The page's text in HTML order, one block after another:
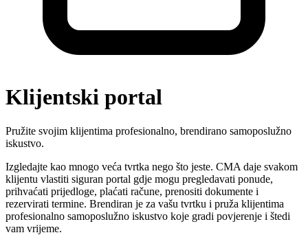
Klijentski portal
Pružite svojim klijentima profesionalno, brendirano samoposlužno
iskustvo.
Izgledajte kao mnogo veća tvrtka nego što jeste. CMA daje svakom
klijentu vlastiti siguran portal gdje mogu pregledavati ponude,
prihvaćati prijedloge, plaćati račune, prenositi dokumente i
rezervirati termine. Brendiran je za vašu tvrtku i pruža klijentima
profesionalno samoposlužno iskustvo koje gradi povjerenje i štedi
vam vrijeme.